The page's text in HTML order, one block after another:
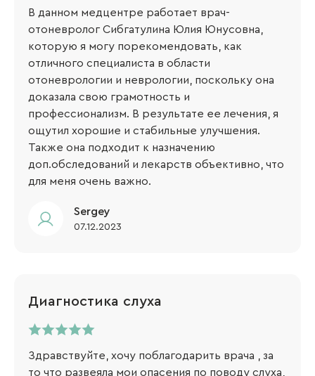
В данном медцентре работает врач-
отоневролог Сибгатулина Юлия Юнусовна,
которую я могу порекомендовать, как
отличного специалиста в области
отоневрологии и неврологии, поскольку она
доказала свою грамотность и
профессионализм. В результате ее лечения, я
ощутил хорошие и стабильные улучшения.
Также она подходит к назначению
доп.обследований и лекарств объективно, что
для меня очень важно.
Sergey​
07.12.2023
Диагностика слуха
Здравствуйте, хочу поблагодарить врача , за
то что развеяла мои опасения по поводу слуха,